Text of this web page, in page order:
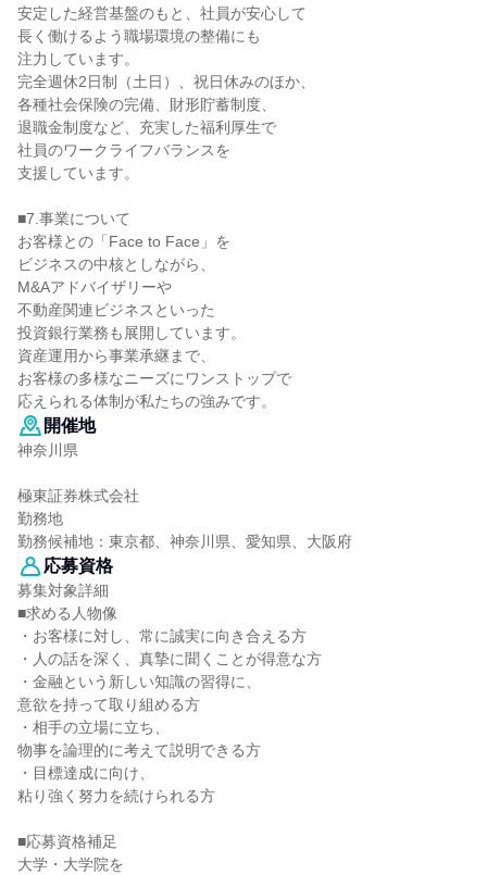
安定した経営基盤のもと、社員が安心して
長く働けるよう職場環境の整備にも
注力しています。
完全週休2日制（土日）、祝日休みのほか、
各種社会保険の完備、財形貯蓄制度、
退職金制度など、充実した福利厚生で
社員のワークライフバランスを
支援しています。
■7.事業について
お客様との「Face to Face」を
ビジネスの中核としながら、
M&Aアドバイザリーや
不動産関連ビジネスといった
投資銀行業務も展開しています。
資産運用から事業承継まで、
お客様の多様なニーズにワンストップで
応えられる体制が私たちの強みです。
開催地
神奈川県
極東証券株式会社
勤務地
勤務候補地：東京都、神奈川県、愛知県、大阪府
応募資格
募集対象詳細
■求める人物像
・お客様に対し、常に誠実に向き合える方
・人の話を深く、真摯に聞くことが得意な方
・金融という新しい知識の習得に、
意欲を持って取り組める方
・相手の立場に立ち、
物事を論理的に考えて説明できる方
・目標達成に向け、
粘り強く努力を続けられる方
■応募資格補足
大学・大学院を